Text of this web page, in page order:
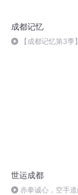
成都记忆
【成都记忆第3
世运成都
赤拳诚心，空手道